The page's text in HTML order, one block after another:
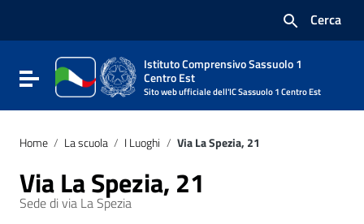
Vai al footer
Cerca
Attiva / disattiva la navigazione
Istituto Comprensivo Sassuolo 1
Centro Est
Sito web ufficiale dell'IC Sassuolo 1 Centro Est
Home / La scuola / I Luoghi / Via La Spezia, 21
Via La Spezia, 21
Sede di via La Spezia